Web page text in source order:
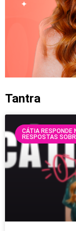
Tantra
CÁTIA RESPONDE
RESPOSTAS